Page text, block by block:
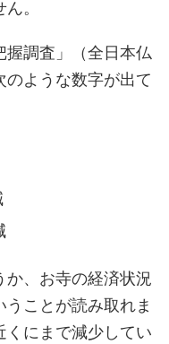
。
握調査」（全日本仏
ような数字が出て
、 お寺の経済状況
ことが読み取れま
くにまで減少してい